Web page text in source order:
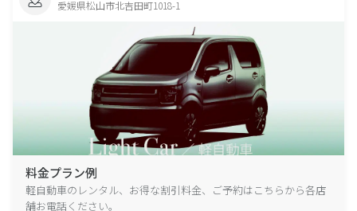
愛媛県松山市北吉田町1018-1
料金プラン例
軽自動車のレンタル、お得な割引料金、ご予約はこちらから各店
舗お電話ください。